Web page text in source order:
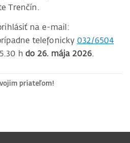
Trenčín.
na e-mail:
telefonicky 032/6504
hdo 26. mája 2026.
priateľom!